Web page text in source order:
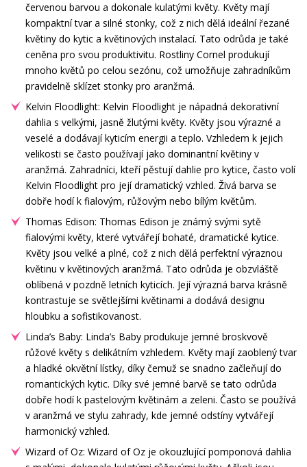
červenou barvou a dokonale kulatými květy. Květy mají
kompaktní tvar a silné stonky, což z nich dělá ideální řezané
květiny do kytic a květinových instalací. Tato odrůda je také
ceněna pro svou produktivitu. Rostliny Cornel produkují
mnoho květů po celou sezónu, což umožňuje zahradníkům
pravidelně sklízet stonky pro aranžmá.
Kelvin Floodlight: Kelvin Floodlight je nápadná dekorativní
dahlia s velkými, jasně žlutými květy. Květy jsou výrazné a
veselé a dodávají kyticím energii a teplo. Vzhledem k jejich
velikosti se často používají jako dominantní květiny v
aranžmá. Zahradníci, kteří pěstují dahlie pro kytice, často volí
Kelvin Floodlight pro její dramatický vzhled. Živá barva se
dobře hodí k fialovým, růžovým nebo bílým květům.
Thomas Edison: Thomas Edison je známý svými sytě
fialovými květy, které vytvářejí bohaté, dramatické kytice.
Květy jsou velké a plné, což z nich dělá perfektní výraznou
květinu v květinových aranžmá. Tato odrůda je obzvláště
oblíbená v pozdně letních kyticích. Její výrazná barva krásně
kontrastuje se světlejšími květinami a dodává designu
hloubku a sofistikovanost.
Linda’s Baby: Linda’s Baby produkuje jemné broskvově
růžové květy s delikátním vzhledem. Květy mají zaoblený tvar
a hladké okvětní lístky, díky čemuž se snadno začleňují do
romantických kytic. Díky své jemné barvě se tato odrůda
dobře hodí k pastelovým květinám a zeleni. Často se používá
v aranžmá ve stylu zahrady, kde jemné odstíny vytvářejí
harmonický vzhled.
Wizard of Oz: Wizard of Oz je okouzlující pomponová dahlia